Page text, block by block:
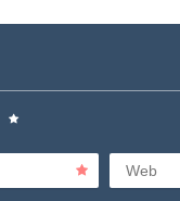
Web